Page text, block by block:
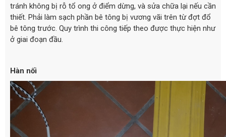
tránh không bị rỗ tổ ong ở điểm dừng, và sửa chữa lại nếu cần
thiết. Phải làm sạch phần bê tông bị vương vãi trên từ đợt đổ
bê tông trước. Quy trình thi công tiếp theo được thực hiện như
ở giai đoạn đầu.
Hàn nối